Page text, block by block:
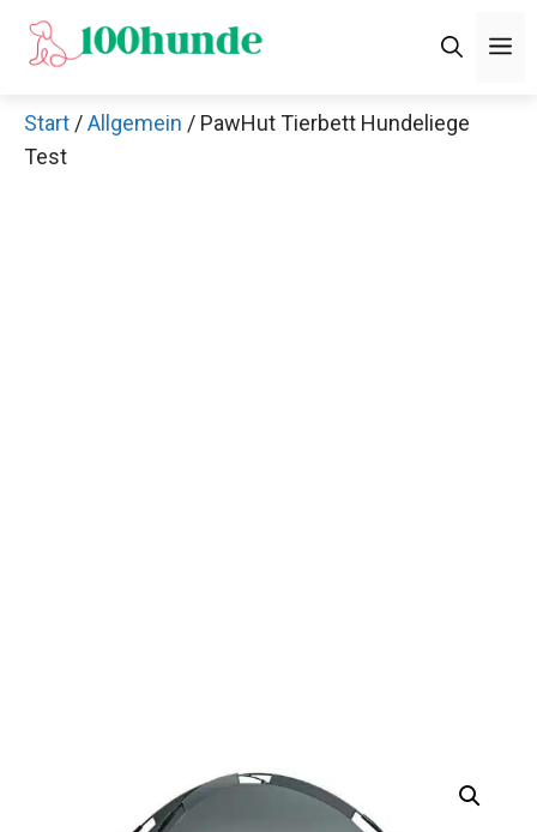
Zum
Inhalt
Start /Allgemein / PawHut Tierbett Hundeliege
Test